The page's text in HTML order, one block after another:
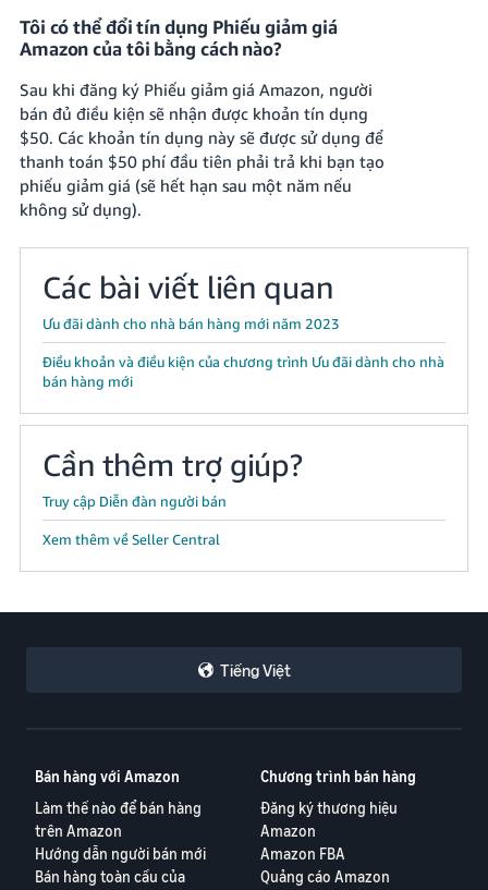
Tôi có thể đổi tín dụng Phiếu giảm giá
Amazon của tôi bằng cách nào?
Sau khi đăng ký Phiếu giảm giá Amazon, người
bán đủ điều kiện sẽ nhận được khoản tín dụng
$50. Các khoản tín dụng này sẽ được sử dụng để
thanh toán $50 phí đầu tiên phải trả khi bạn tạo
phiếu giảm giá (sẽ hết hạn sau một năm nếu
không sử dụng).
Các bài viết liên quan
Ưu đãi dành cho nhà bán hàng mới năm 2023
Điều khoản và điều kiện của chương trình Ưu đãi dành cho nhà
bán hàng mới
Cần thêm trợ giúp?
Truy cập Diễn đàn người bán
Xem thêm về Seller Central
Tiếng Việt
Bán hàng với Amazon
Làm thế nào để bán hàng
trên Amazon
Hướng dẫn người bán mới
Bán hàng toàn cầu của
Chương trình bán hàng
Đăng ký thương hiệu
Amazon
Amazon FBA
Quảng cáo Amazon